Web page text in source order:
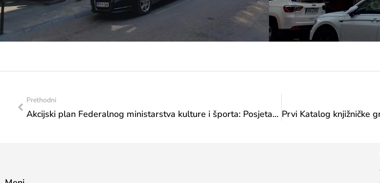
Prethodni
Akcijski plan Federalnog ministarstva kulture i športa: Posjeta Udruženju „Gabeljić Tenis Akademija“ Vogošća i J.P. „Olimpijski bazen Otoka“